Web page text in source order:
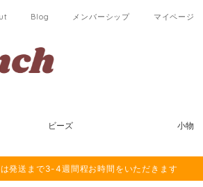
Blog メンバーシップ マイページ
ビーズ 小物
発送まで3-4週間程お時間をいただきます